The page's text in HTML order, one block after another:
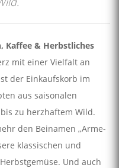
Kaffee & Herbstliches
mit einer Vielfalt an
der Einkaufskorb im
aus saisonalen
zu herzhaftem Wild.
den Beinamen „Arme-
klassischen und
Und auch